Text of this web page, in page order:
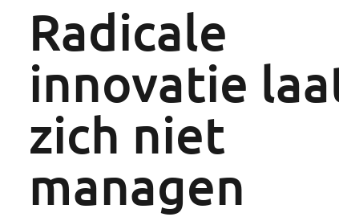
Radicale
innovatie
zich niet
managen